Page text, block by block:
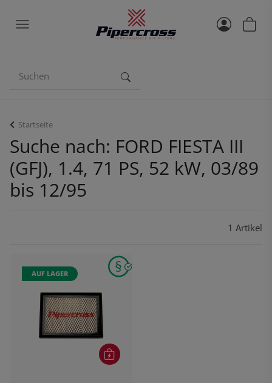
Startseite
Suche nach: FORD FIESTA III
(GFJ), 1.4, 71 PS, 52 kW, 03/89
bis 12/95
1 Artikel
AUF LAGER